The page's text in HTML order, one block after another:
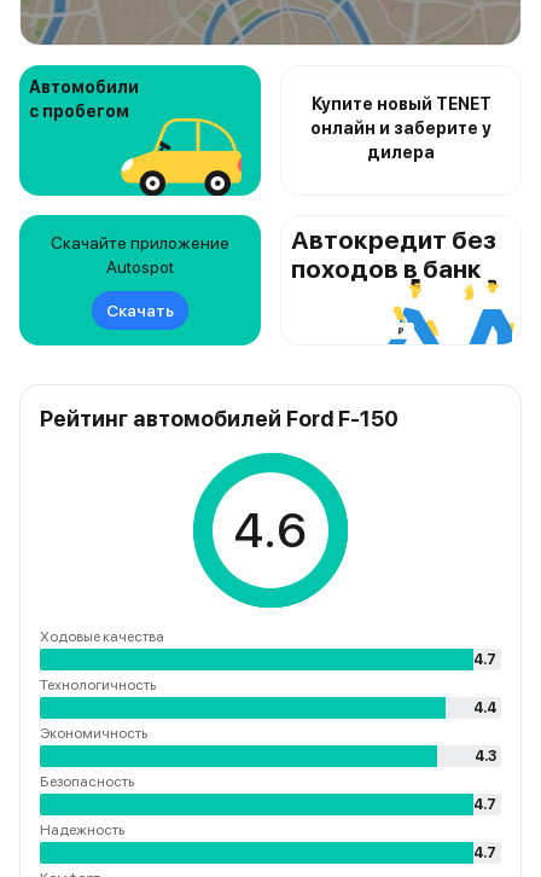
Автомобили
с пробегом
Купите новый TENET
онлайн и заберите у
дилера
Скачайте приложение
Autospot
Скачать
Автокредит без
походов в банк
Рейтинг автомобилей Ford F-150
4.6
Ходовые качества
4.7
Технологичность
4.4
Экономичность
4.3
Безопасность
4.7
Надежность
4.7